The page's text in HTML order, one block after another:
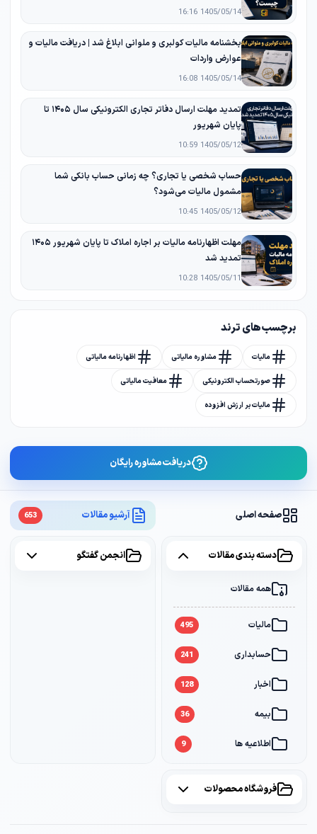
صفحه اصلی آرشیو مقالات 653
دسته بندی مقالات
همه مقالات
مالیات 495
حسابداری 241
اخبار 128
بیمه 36
اطلاعیه ها 9
انجمن گفتگو
فروشگاه محصولات
1405/05/14 16:16
بخشنامه مالیات کولبری و ملوانی ابلاغ شد | دریافت مالیات و
عوارض واردات
1405/05/14 16:08
تمدید مهلت ارسال دفاتر تجاری الکترونیکی سال ۱۴۰۵ تا
پایان شهریور
1405/05/12 10:59
حساب شخصی یا تجاری؟ چه زمانی حساب بانکی شما
مشمول مالیات می‌شود؟
1405/05/12 10:45
مهلت اظهارنامه مالیات بر اجاره املاک تا پایان شهریور ۱۴۰۵
تمدید شد
1405/05/11 10:28
برچسب های ترند
مالیات مشاوره مالیاتی اظهارنامه مالیاتی
صورتحساب الکترونیکی معافیت مالیاتی
مالیات بر ارزش افزوده
دریافت مشاوره رایگان